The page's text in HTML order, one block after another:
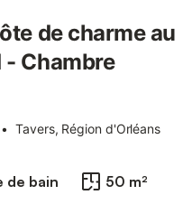
de charme au
- Chambre
• Tavers, Région d'Orléans
de bain
50 m²